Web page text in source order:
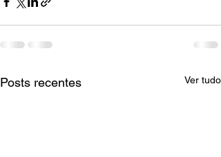
Posts recentes Ver tudo